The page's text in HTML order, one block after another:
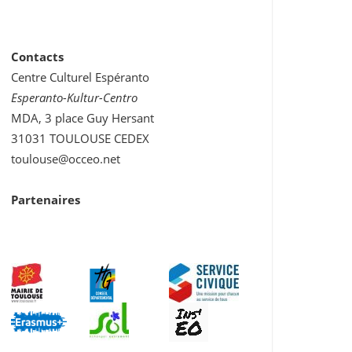
Contacts
Centre Culturel Espéranto
Esperanto-Kultur-Centro
MDA, 3 place Guy Hersant
31031 TOULOUSE CEDEX
toulouse@occeo.net
Partenaires